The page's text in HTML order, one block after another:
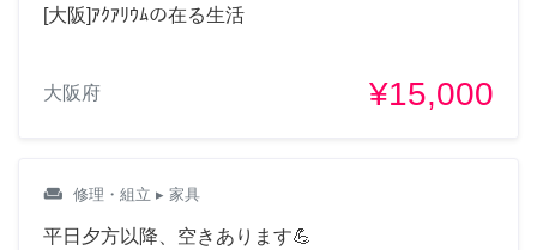
[大阪]ｱｸｱﾘｳﾑの在る生活
大阪府 ¥15,000
weekend 修理・組立 ▸ 家具
平日夕方以降、空きあります💪